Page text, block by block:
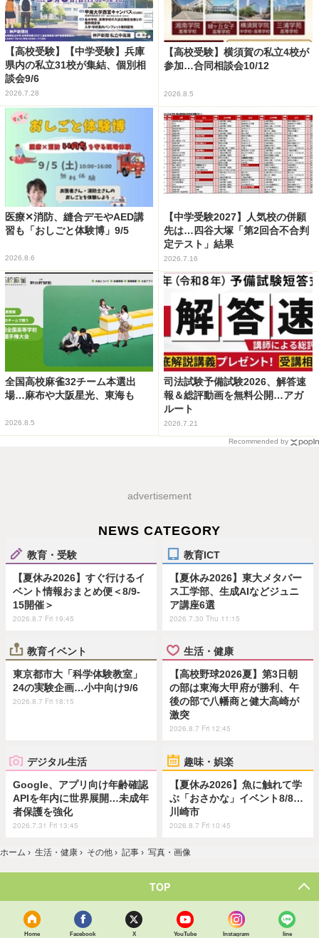
【高校受験】【中学受験】兵庫
県内の私立31校が集結、個別相
談会9/6
2026.7.28
【高校受験】横須賀の私立4校が
参加…合同相談会10/12
2026.8.5
医療✕消防、縫合デモやAED講
習も「おしごと体験博」9/5
2026.8.6
【中学受験2027】人気校の併願
先は…四谷大塚「第2回合不合判
定テスト」結果
2026.7.16
全国高校麻雀32チーム本選出
場…麻布や大阪星光、東海も
2026.8.5
司法試験予備試験2026、解答速
報＆総評動画を無料公開…アガ
ルート
2026.7.21
Recommended by
advertisement
NEWS CATEGORY
教育・受験
【夏休み2026】すぐ行けるイ
ベント情報おまとめ便＜8/9-
15開催＞
2026.8.7 Fri 19:45
教育ICT
【夏休み2026】東大メタバー
ス工学部、生成AIなどジュニ
ア講座6選
2026.7.30 Thu 11:15
教育イベント
東京都市大「科学体験教室」
24の実験企画…小中向け9/6
2026.8.7 Fri 18:15
生活・健康
【高校野球2026夏】第3日朝
の部は東海大甲府が勝利、午
後の部で八幡商と健大高崎が
激突
2026.8.7 Fri 12:45
デジタル生活
Google、アプリ向け年齢確認
APIを年内に世界展開…未成年
者保護を強化
2026.7.31 Fri 13:45
趣味・娯楽
【夏休み2026】魚に触れて学
ぶ「おさかな」イベント8/8…
川崎市
2026.8.7 Fri 10:45
ホーム › 生活・健康 › その他 › 記事 › 写真・画像
TOP
Home Facebook X YouTube Instagram line